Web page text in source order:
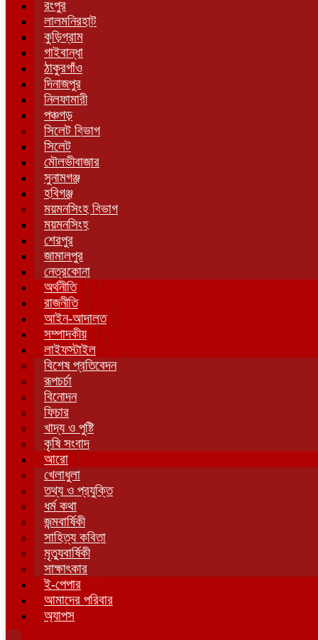
রংপুর
লালমনিরহাট
কুড়িগ্রাম
গাইবান্ধা
ঠাকুরগাঁও
দিনাজপুর
নিলফামারী
পঞ্চগড়
সিলেট বিভাগ
সিলেট
মৌলভীবাজার
সুনামগঞ্জ
হবিগঞ্জ
ময়মনসিংহ বিভাগ
ময়মনসিংহ
শেরপুর
জামালপুর
নেত্রকোনা
অর্থনীতি
রাজনীতি
আইন-আদালত
সম্পাদকীয়
লাইফস্টাইল
বিশেষ প্রতিবেদন
রূপচর্চা
বিনোদন
ফিচার
খাদ্য ও পুষ্টি
কৃষি সংবাদ
আরো
খেলাধুলা
তথ্য ও প্রযুক্তি
ধর্ম কথা
জন্মবার্ষিকী
সাহিত্য কবিতা
মৃত্যুবার্ষিকী
সাক্ষাৎকার
ই-পেপার
আমাদের পরিবার
অ্যাপস